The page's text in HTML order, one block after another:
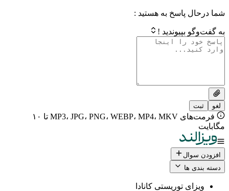
پاسخ به هستید :
!
فرمت‌های MP3، JPG، PNG، WEBP، MP4، MKV تا ۱۰
ها
توریستی کانادا